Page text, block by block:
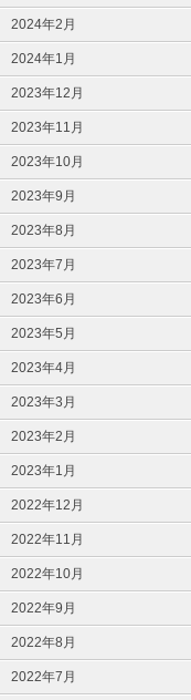
2024年2月
2024年1月
2023年12月
2023年11月
2023年10月
2023年9月
2023年8月
2023年7月
2023年6月
2023年5月
2023年4月
2023年3月
2023年2月
2023年1月
2022年12月
2022年11月
2022年10月
2022年9月
2022年8月
2022年7月